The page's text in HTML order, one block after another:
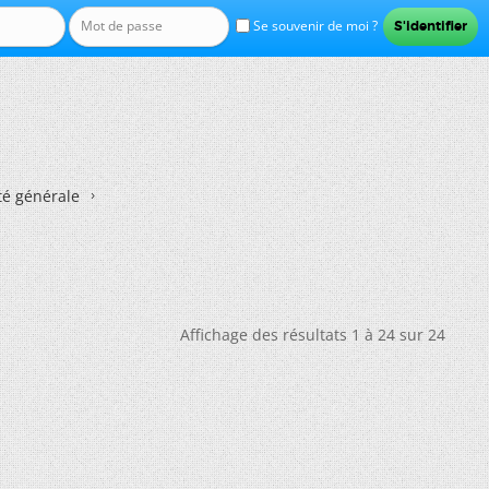
Se souvenir de moi ?
générale
Affichage des résultats 1 à 24 sur 24